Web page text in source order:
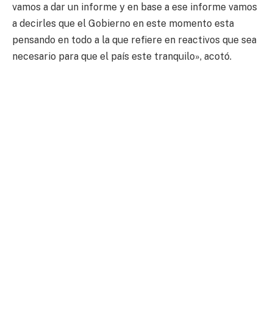
vamos a dar un informe y en base a ese informe vamos
a decirles que el Gobierno en este momento esta
pensando en todo a la que refiere en reactivos que sea
necesario para que el país este tranquilo», acotó.